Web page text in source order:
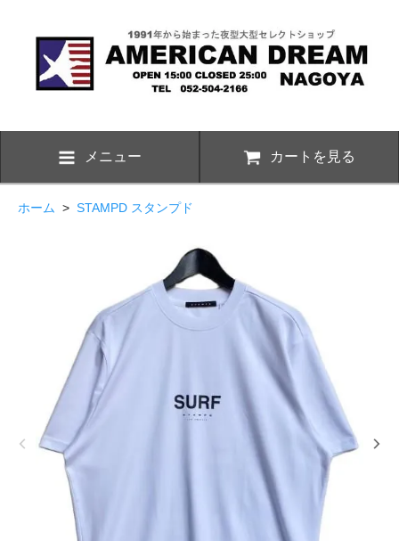
メニュー カートを見る
ホーム > STAMPD スタンプド